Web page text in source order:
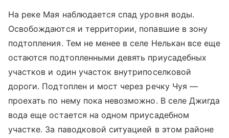
На реке Мая наблюдается спад уровня воды.
Освобождаются и территории, попавшие в зону
подтопления. Тем не менее в селе Нелькан все еще
остаются подтопленными девять приусадебных
участков и один участок внутрипоселковой
дороги. Подтоплен и мост через речку Чуя —
проехать по нему пока невозможно. В селе Джигда
вода еще остается на одном приусадебном
участке. За паводковой ситуацией в этом районе